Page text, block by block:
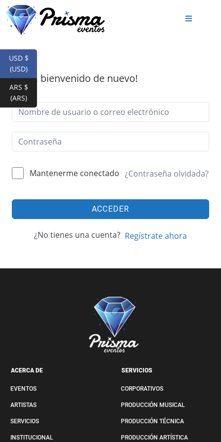
¡Hola, bienvenido de nuevo!
Mantenerme conectado ¿Contraseña olvidada?
ACCEDER
¿No tienes una cuenta? Regístrate ahora
ACERCA DE
EVENTOS
ARTISTAS
SERVICIOS
INSTITUCIONAL
SERVICIOS
CORPORATIVOS
PRODUCCIÓN MUSICAL
PRODUCCIÓN TÉCNICA
PRODUCCIÓN ARTÍSTICA
USD $
(USD)
ARS $
(ARS)